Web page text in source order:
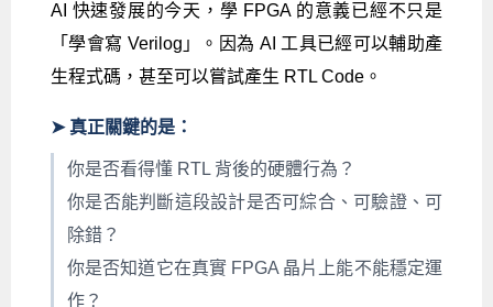
物聯網平台開發人才養成班(政府+企業雙重補助)
物聯網平台開發人才養成班
AI 快速發展的今天，學 FPGA 的意義已經不只是
「學會寫 Verilog」。因為 AI 工具已經可以輔助產
生程式碼，甚至可以嘗試產生 RTL Code。
➤ 真正關鍵的是：
你是否看得懂 RTL 背後的硬體行為？
你是否能判斷這段設計是否可綜合、可驗證、可
除錯？
你是否知道它在真實 FPGA 晶片上能不能穩定運
作？